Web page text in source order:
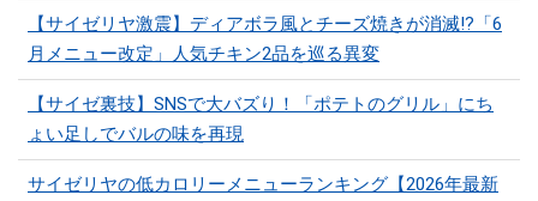
【サイゼリヤ激震】ディアボラ風とチーズ焼きが消滅!?「6
月メニュー改定」人気チキン2品を巡る異変
【サイゼ裏技】SNSで大バズり！「ポテトのグリル」にち
ょい足しでバルの味を再現
サイゼリヤの低カロリーメニューランキング【2026年最新